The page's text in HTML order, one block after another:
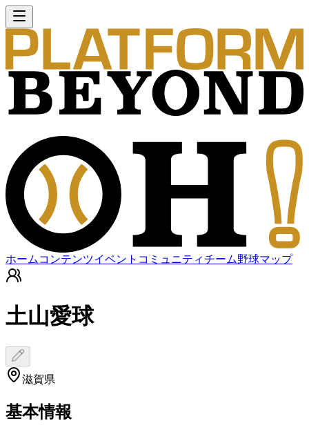
ホーム コンテンツイベント コミュニティチーム野球マップ
土山愛球
滋賀県
基本情報